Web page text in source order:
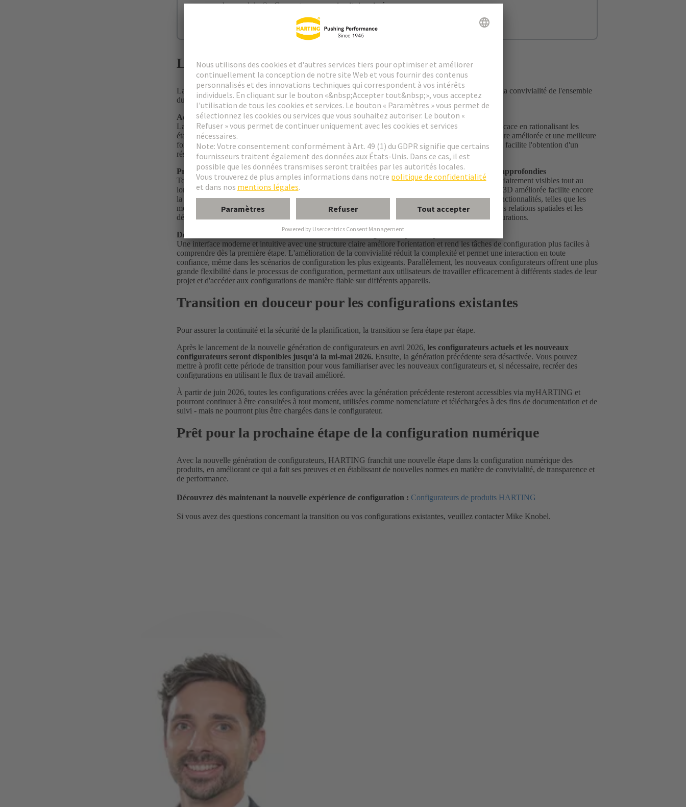
har-modular® : Connecteurs pour circuits imprimés
Les principales améliorations en un coup d'œil
La nouvelle génération apporte des améliorations ciblées qui renforcent l'efficacité, la transparence et la convivialité de l'ensemble
du processus de configuration.
Accélérez votre processus de configuration
La nouvelle génération de configurateurs permet un processus de configuration plus rapide et plus efficace en rationalisant les
étapes clés et en réduisant la complexité tout au long du flux de travail. Des conseils clairs, une structure améliorée et une meilleure
fonctionnalité permettent aux utilisateurs de progresser plus rapidement dans les configurations, ce qui facilite l'obtention d'un
résultat complet et fiable.
Prenez des décisions en toute confiance grâce à une transparence totale et à des connaissances approfondies
Toutes les étapes de la configuration, les décisions relatives au système et les composants requis sont clairement visibles tout au
long du processus, ce qui crée un niveau élevé de transparence et de compréhension. La visualisation 3D améliorée facilite encore
la prise de décision en offrant une vision plus approfondie de la solution configurée. Les nouvelles fonctionnalités, telles que les
mesures et les vues visuelles supplémentaires, aident les utilisateurs à mieux évaluer les dimensions, les relations spatiales et les
détails techniques, augmentant ainsi leur confiance lors de la validation et de la finalisation des configurations.
Découvrez une interface moderne et intuitive et une configuration plus souple
Une interface moderne et intuitive avec une structure claire améliore l'orientation et rend les tâches de configuration plus faciles à
comprendre dès la première étape. L'amélioration de la convivialité réduit la complexité et permet une interaction en toute
confiance, même dans les scénarios de configuration les plus exigeants. Parallèlement, les nouveaux configurateurs offrent une plus
grande flexibilité dans le processus de configuration, permettant aux utilisateurs de travailler efficacement à différents stades de leur
projet et d'accéder aux configurations de manière fiable sur différents appareils.
Transition en douceur pour les configurations existantes
Pour assurer la continuité et la sécurité de la planification, la transition se fera étape par étape.
Après le lancement de la nouvelle génération de configurateurs en avril 2026, les configurateurs actuels et les nouveaux
configurateurs seront disponibles jusqu'à la mi-mai 2026. Ensuite, la génération précédente sera désactivée. Vous pouvez
mettre à profit cette période de transition pour vous familiariser avec les nouveaux configurateurs et, si nécessaire, recréer des
configurations en utilisant le flux de travail amélioré.
À partir de juin 2026, toutes les configurations créées avec la génération précédente resteront accessibles via myHARTING et
pourront continuer à être consultées à tout moment, utilisées comme nomenclature et téléchargées à des fins de documentation et de
suivi - mais ne pourront plus être chargées dans le configurateur.
Prêt pour la prochaine étape de la configuration numérique
Avec la nouvelle génération de configurateurs, HARTING franchit une nouvelle étape dans la configuration numérique des
produits, en améliorant ce qui a fait ses preuves et en établissant de nouvelles normes en matière de convivialité, de transparence et
de performance.
Découvrez dès maintenant la nouvelle expérience de configuration : Configurateurs de produits HARTING
Si vous avez des questions concernant la transition ou vos configurations existantes, veuillez contacter Mike Knobel.